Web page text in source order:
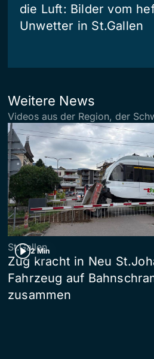
die Luft: Bilder vom
Unwetter in St.Gallen
Weitere News
Videos aus der Region, der
2 Min
St.Gallen
Zug kracht in Neu
Fahrzeug auf
zusammen